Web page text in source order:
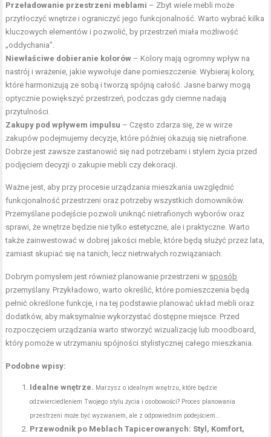
Przeładowanie przestrzeni meblami – Zbyt wiele mebli może
przytłoczyć wnętrze i ograniczyć jego funkcjonalność. Warto wybrać kilka
kluczowych elementów i pozwolić, by przestrzeń miała możliwość
„oddychania”.
Niewłaściwe dobieranie kolorów – Kolory mają ogromny wpływ na
nastrój i wrażenie, jakie wywołuje dane pomieszczenie. Wybieraj kolory,
które harmonizują ze sobą i tworzą spójną całość. Jasne barwy mogą
optycznie powiększyć przestrzeń, podczas gdy ciemne nadają
przytulności.
Zakupy pod wpływem impulsu – Często zdarza się, że w wirze
zakupów podejmujemy decyzje, które później okazują się nietrafione.
Dobrze jest zawsze zastanowić się nad potrzebami i stylem życia przed
podjęciem decyzji o zakupie mebli czy dekoracji.
Ważne jest, aby przy procesie urządzania mieszkania uwzględnić
funkcjonalność przestrzeni oraz potrzeby wszystkich domowników.
Przemyślane podejście pozwoli uniknąć nietrafionych wyborów oraz
sprawi, że wnętrze będzie nie tylko estetyczne, ale i praktyczne. Warto
także zainwestować w dobrej jakości meble, które będą służyć przez lata,
zamiast skupiać się na tanich, lecz nietrwałych rozwiązaniach.
Dobrym pomysłem jest również planowanie przestrzeni w sposób
przemyślany. Przykładowo, warto określić, które pomieszczenia będą
pełnić określone funkcje, i na tej podstawie planować układ mebli oraz
dodatków, aby maksymalnie wykorzystać dostępne miejsce. Przed
rozpoczęciem urządzania warto stworzyć wizualizację lub moodboard,
który pomoże w utrzymaniu spójności stylistycznej całego mieszkania.
Podobne wpisy:
Idealne wnętrze. Marzysz o idealnym wnętrzu, które będzie
odzwierciedleniem Twojego stylu życia i osobowości? Proces planowania
przestrzeni może być wyzwaniem, ale z odpowiednim podejściem...
Przewodnik po Meblach Tapicerowanych: Styl, Komfort,